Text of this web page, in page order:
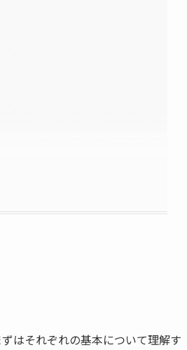
はそれぞれの基本について理解す